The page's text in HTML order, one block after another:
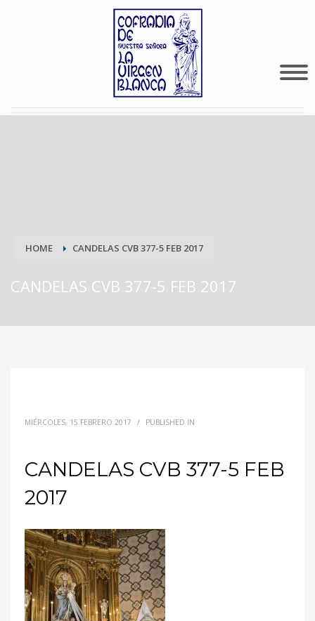
HOME CANDELAS CVB 377-5 FEB 2017
CANDELAS CVB 377-5 FEB 2017
MIÉRCOLES, 15 FEBRERO 2017 / PUBLISHED IN
CANDELAS CVB 377-5 FEB
2017